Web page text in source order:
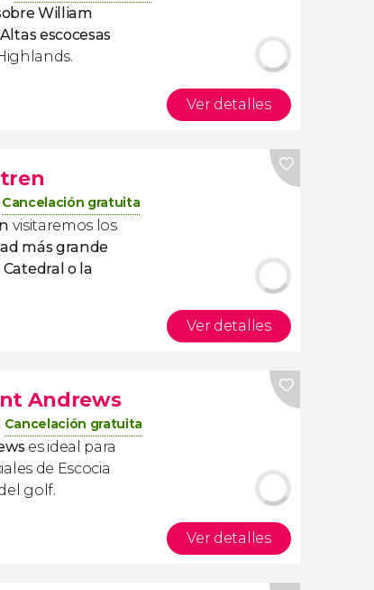
William
escocesas
Ver detalles
Cancelación gratuita
visitaremos los
más grande
o la
Ver detalles
Andrews
Cancelación gratuita
es ideal para
de Escocia
golf.
Ver detalles